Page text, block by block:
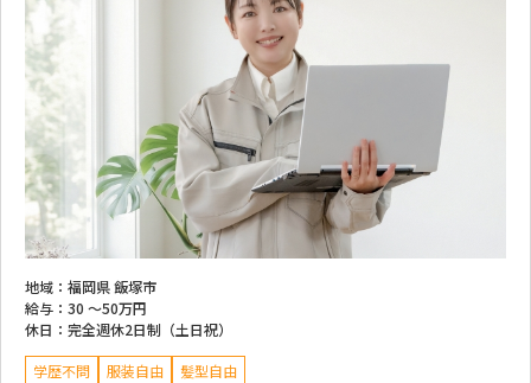
地域： 福岡県 飯塚市
給与： 30 ～50万円
休日： 完全週休2日制（土日祝）
学歴不問 服装自由 髪型自由